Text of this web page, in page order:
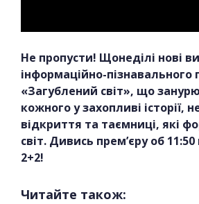
Не пропусти! Щонеділі нові
інформаційно-пізнавального
«Загублений світ», що
кожного у захопливі історії,
відкриття та таємниці, які
світ. Дивись прем’єру об
2+2!
Читайте також: